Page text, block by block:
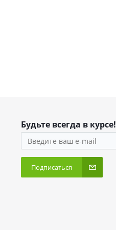
Будьте всегда в курсе!
Подписаться